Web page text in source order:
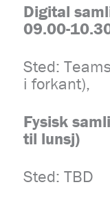
Digital
09.00-
Sted:
i forkant),
Fysisk
til lunsj)
Sted: TBD